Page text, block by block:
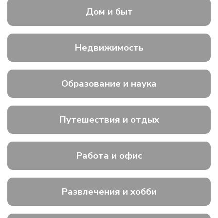
Дом и быт
Недвижимость
Образование и наука
Путешествия и отдых
Работа и офис
Развлечения и хобби